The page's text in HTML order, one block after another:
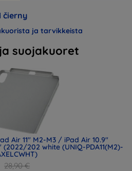
čierny
ja tarvikkeista
suojakuoret
Air 11" M2-M3 / iPad Air 10.9"
202 white (UNIQ-PDA11(M2)-
28,90 €